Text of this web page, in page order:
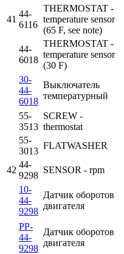
41
44-
6116
THERMOSTAT -
temperature sensor
(65 F, see note)
44-
6018
THERMOSTAT -
temperature sensor
(30 F)
30-
44-
6018
Выключатель
температурный
55-
3513
SCREW -
thermostat
55-
3013
FLATWASHER
42
44-
9298
SENSOR - rpm
10-
44-
9298
Датчик оборотов
двигателя
PP-
44-
9298
Датчик оборотов
двигателя